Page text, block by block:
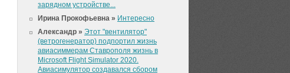
зарядном устройстве...
Ирина Прокофьевна » Интересно
Александр » Этот "вентилятор"
(ветрогенератор) подпортил жизнь
авиасиммерам Ставрополя жизнь в
Microsoft Flight Simulator 2020.
Авиасимулятор создавался сбором